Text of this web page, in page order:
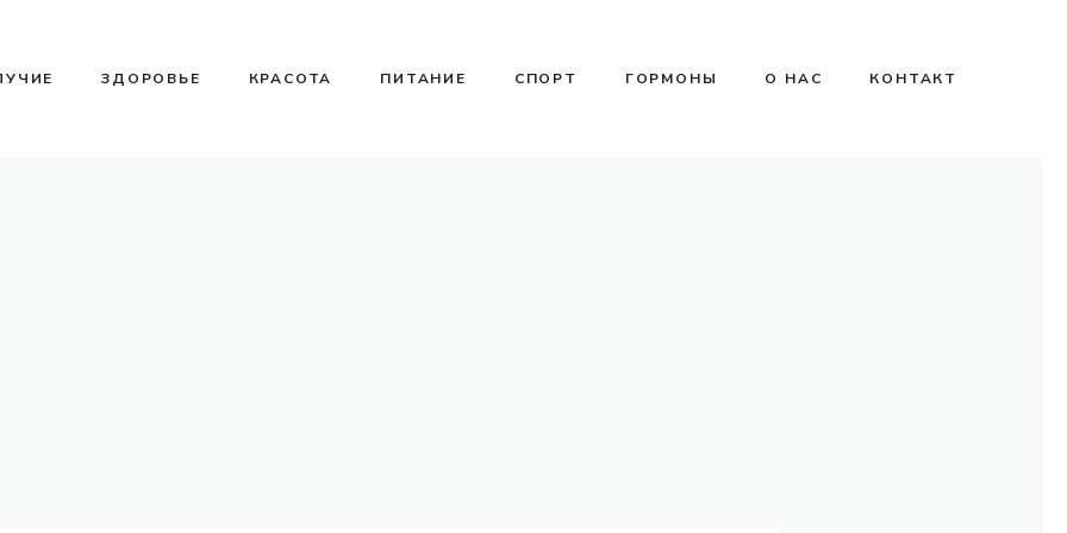
ЗДОРОВЬЕ КРАСОТА ПИТАНИЕ СПОРТ ГОРМОНЫ О НАС КОНТАКТ